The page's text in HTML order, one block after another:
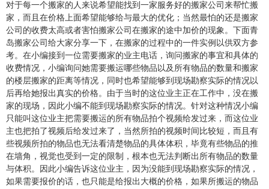
对于每一个搬家的人来说希望能找到一家服务好的搬家公司来帮忙搬
家，而且在价格上面希望能够给与最大的优化；当然最怕的还是搬家
公司的收费太高或者害怕搬家公司在搬家的途中加价的现象。下面青
岛搬家公司给大家分享一下，在搬家的过程中的一件实例以供双方参
考。 在小编接到一位需要搬家的业主电话，询问搬家的事宜和具体的
收费情况，小编询问她需要搬运哪些物品以及所有物品的数量和搬家
的楼层搬家的距离等情况，同时也希望能够到现场勘察实际的情况以
后再给她报出真实的价格。由于当时的这位业主正在工作中，没在搬
家的现场，因此小编不能到现场勘察实际的情况。针对这种情况小编
只能叫这位业主把需要搬运的所有物品拍个视频给发过来，而这位业
主也把拍了视频后给发过来了，当然所拍的视频时间比较短，而且有
些视频所拍的物品也无法看清楚物品的具体体积，毕竟有些物品的推
在墙角，视觉也受到一定的限制，根本也无法判断出所有物品的数量
与体积。因此小编告诉这位业主，因为没能到现场勘察实际的情况，
如果需要报价的话，也只能是给报出大概的价格，如果所搬运的物品